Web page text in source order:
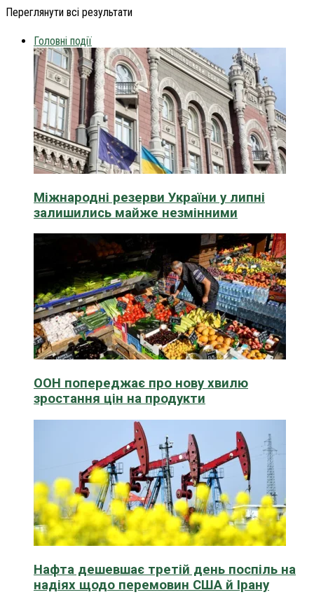
Переглянути всі результати
Головні події
Міжнародні резерви України у липні
залишились майже незмінними
ООН попереджає про нову хвилю
зростання цін на продукти
Нафта дешевшає третій день поспіль на
надіях щодо перемовин США й Ірану